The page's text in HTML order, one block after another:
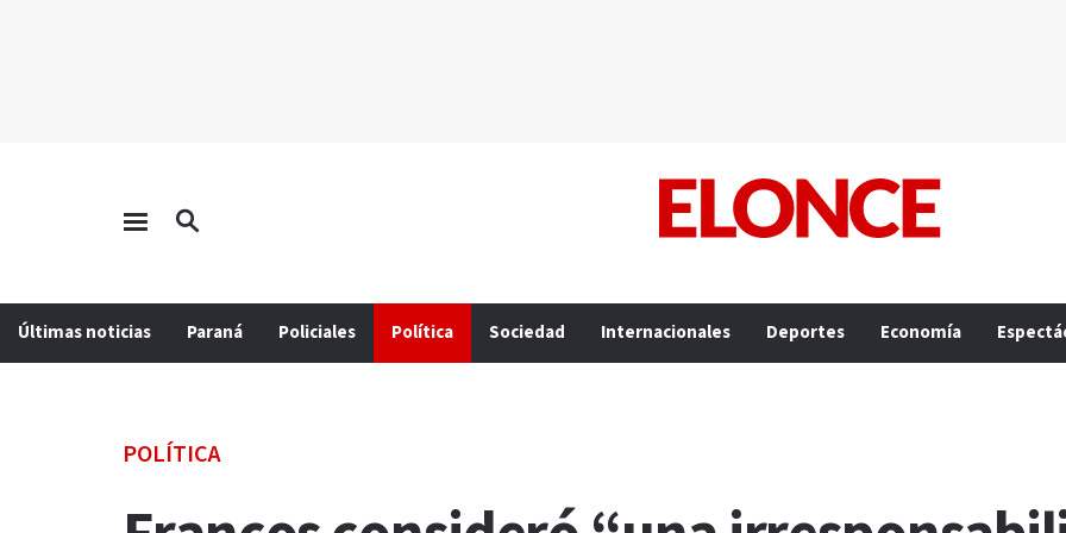
Últimas noticias Paraná Policiales Política Sociedad Internacionales Deportes Economía
POLÍTICA